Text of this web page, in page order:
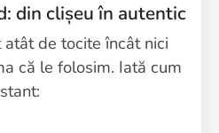
din clișeu în autentic
de tocite încât nici
că le folosim. Iată cum